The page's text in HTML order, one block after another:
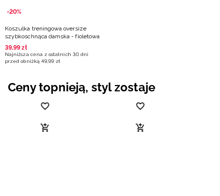
-20%
Koszulka treningowa oversize
szybkoschnąca damska - fioletowa
39,99 zł
Najniższa cena z ostatnich 30 dni
przed obniżką 49,99 zł
Ceny topnieją, styl zostaje